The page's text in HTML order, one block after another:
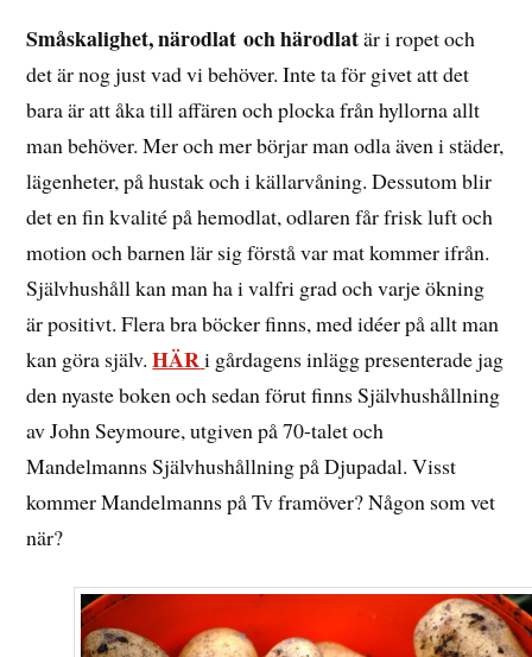
Småskalighet, närodlat och härodlatär i ropet och
det är nog just vad vi behöver. Inte ta för givet att det
bara är att åka till affären och plocka från hyllorna allt
man behöver. Mer och mer börjar man odla även i städer,
lägenheter, på hustak och i källarvåning. Dessutom blir
det en fin kvalité på hemodlat, odlaren får frisk luft och
motion och barnen lär sig förstå var mat kommer ifrån.
Självhushåll kan man ha i valfri grad och varje ökning
är positivt. Flera bra böcker finns, med idéer på allt man
kan göra själv.HÄRi gårdagens inlägg presenterade jag
den nyaste boken och sedan förut finns Självhushållning
av John Seymoure, utgiven på 70-talet och
Mandelmanns Självhushållning på Djupadal. Visst
kommer Mandelmanns på Tv framöver? Någon som vet
när?